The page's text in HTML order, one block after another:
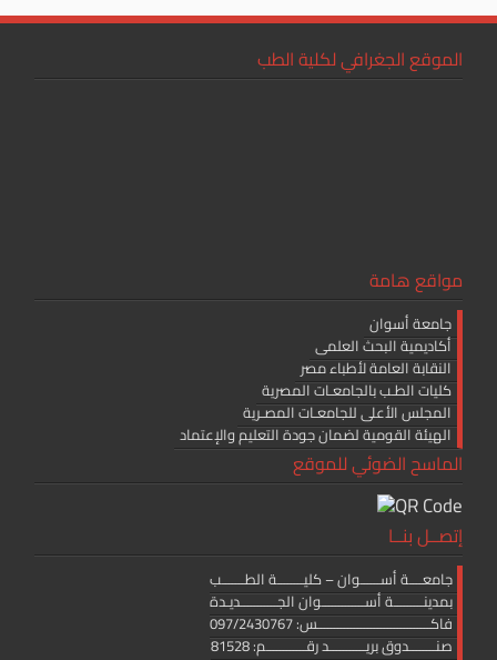
الموقع الجغرافي لكلية الطب
مواقع هامة
جامعة أسوان
أكاديمية البحث العلمى
النقابة العامة لأطباء مصر
كليات الطـب بالجامعـات المصرية
المجلس الأعلى للجامعـات المصـرية
الهيئة القومية لضمان جودة التعليم والإعتماد
الماسح الضوئي للموقع
إتصــل بنــا
جامعــــة أســــــوان – كليــــــــة الطـــــــب
بمدينـــــــــة أســـــــــــــوان الجـــــــــــديـدة
فاكــــــــــــــــــــــــــــــــــس: 097/2430767
صنــــــــدوق بريـــــــــــد رقــــــــــــم: 81528